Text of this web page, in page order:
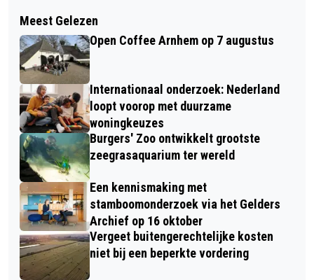
LICHAAM ARNHEMMER GEVONDEN IN
GIETHOORN
GEZONDE PANNENKOEKEN:
SCHOOLPROJECT PANGGIES WORDT
START-UP
Meest Gelezen
Open Coffee Arnhem op 7 augustus
Internationaal onderzoek: Nederland
loopt voorop met duurzame
woningkeuzes
Burgers' Zoo ontwikkelt grootste
zeegrasaquarium ter wereld
Een kennismaking met
stamboomonderzoek via het Gelders
Archief op 16 oktober
Vergeet buitengerechtelijke kosten
niet bij een beperkte vordering